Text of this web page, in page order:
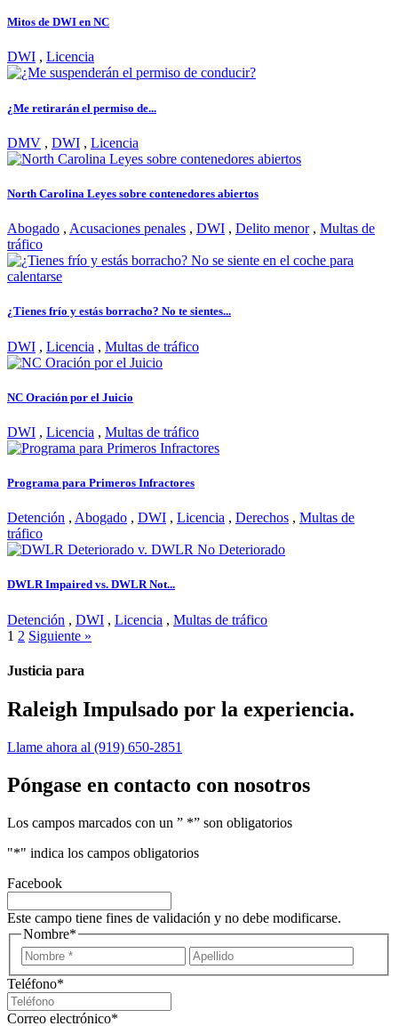
Mitos de DWI en NC
DWI , Licencia
¿Me retirarán el permiso de...
DMV , DWI , Licencia
North Carolina Leyes sobre contenedores abiertos
Abogado , Acusaciones penales , DWI , Delito menor, Multas de
tráfico
¿Tienes frío y estás borracho? No te sientes...
DWI , Licencia , Multas de tráfico
NC Oración por el Juicio
DWI , Licencia , Multas de tráfico
Programa para Primeros Infractores
Detención , Abogado , DWI , Licencia , Derechos , Multas de
tráfico
DWLR Impaired vs. DWLR Not...
Detención , DWI , Licencia , Multas de tráfico
Posts
navegación
1 2 Siguiente »
Justicia para
Raleigh Impulsado por la experiencia.
Llame ahora al (919) 650-2851
Póngase en contacto con nosotros
Los campos marcados con un ” *” son obligatorios
"*" indica los campos obligatorios
Facebook
Este campo tiene fines de validación y no debe modificarse.
Nombre*
Nombre
Teléfono*
Correo electrónico*